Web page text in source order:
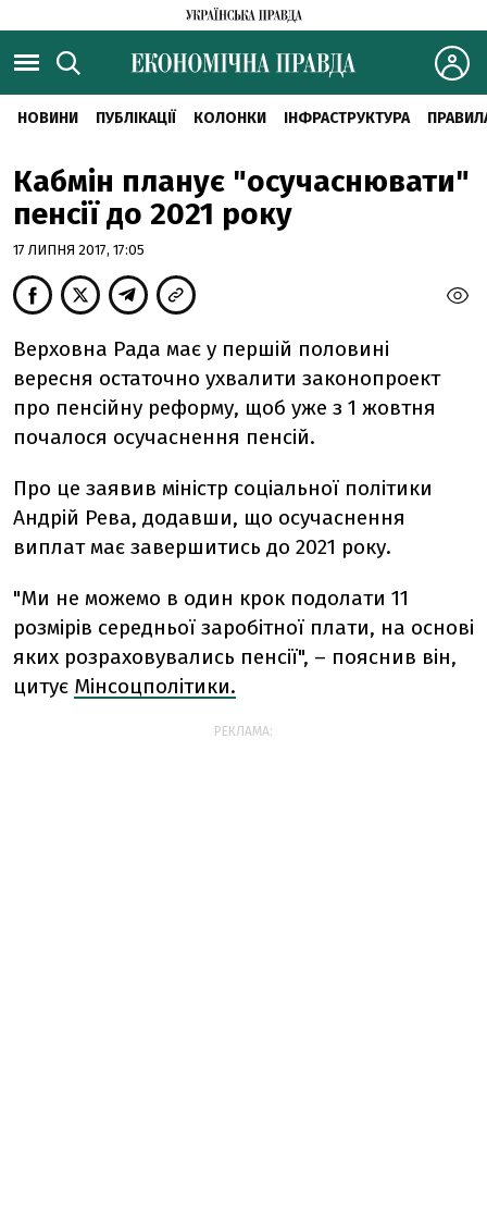
НОВИНИ ПУБЛІКАЦІЇ КОЛОНКИ ІНФРАСТРУКТУРА
Кабмін планує "осучаснювати"
пенсії до 2021 року
17 ЛИПНЯ 2017, 17:05
Верховна Рада має у першій половині
вересня остаточно ухвалити законопроект
про пенсійну реформу, щоб уже з 1 жовтня
почалося осучаснення пенсій.
Про це заявив міністр соціальної політики
Андрій Рева, додавши, що осучаснення
виплат має завершитись до 2021 року.
"Ми не можемо в один крок подолати 11
розмірів середньої заробітної плати, на основі
яких розраховувались пенсії", – пояснив він,
цитує Мінсоцполітики.
РЕКЛАМА: